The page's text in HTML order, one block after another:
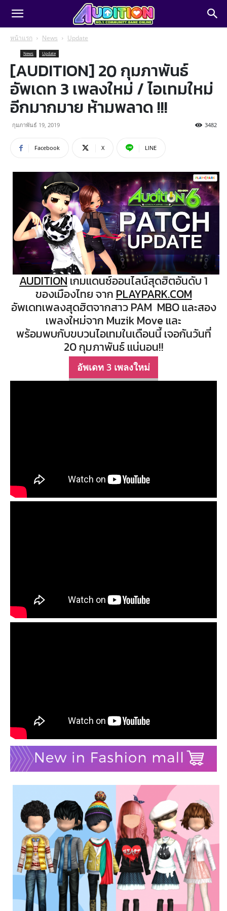
หน้าแรก News Update
News Update
[AUDITION] 20 กุมภาพันธ์
อัพเดท 3 เพลงใหม่ / ไอเทมใหม่
อีกมากมาย ห้ามพลาด !!!
กุมภาพันธ์ 19, 2019 3482
Facebook X LINE
AUDITION เกมแดนซ์ออนไลน์สุดฮิตอันดับ 1
ของเมืองไทย จาก PLAYPARK.COM
อัพเดทเพลงสุดฮิตจากสาว PAM MBO และสอง
เพลงใหม่จาก Muzik Move และ
พร้อมพบกับขบวนไอเทมในเดือนนี้ เจอกันวันที่
20 กุมภาพันธ์ แน่นอน!!
อัพเดท 3 เพลงใหม่